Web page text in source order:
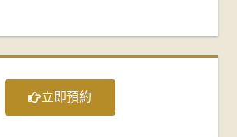
立即預約